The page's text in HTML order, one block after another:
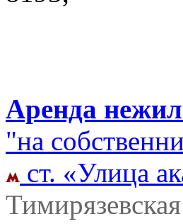
Аренда
"на
ст. «Улица